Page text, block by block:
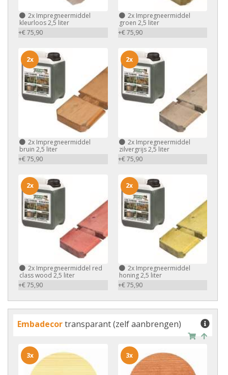
2x Impregneermiddel
kleurloos 2,5 liter
+€ 75,90
2xImpregneermiddel
groen 2,5 liter
+€ 75,90
2x Impregneermiddel
bruin 2,5 liter
+€ 75,90
2x
2xImpregneermiddel
zilvergrijs 2,5 liter
+€ 75,90
2x
2x Impregneermiddel red
class wood 2,5 liter
+€ 75,90
2x
2xImpregneermiddel
honing 2,5 liter
+€ 75,90
2x
Embadecortransparant (zelf aanbrengen)
3x 3x